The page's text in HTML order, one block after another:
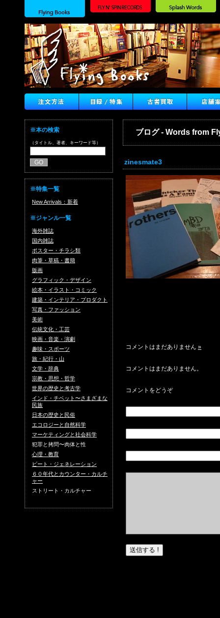
※本の検索
（タイトル、著者、キーワード等）
※特集一覧
New Arrivals：新着
※ジャンル一覧
海外雑誌
国内雑誌
ポスター・チラシ類
肉筆・草稿・書簡
版画
グラフィック・デザイン
絵本・イラスト・コミック
建築・インテリア・プロダクト
写真・ファッション
美術
伝統文化・工芸
映画・音楽・演劇
趣味・スポーツ
旅・紀行・山
文学・辞典
宗教・思想・哲学
世界の歴史と考古学
インド・チベット〜さまざまな
民族
日本の歴史と民俗
エコロジーと自然科学
マーケティングと社会科学
犯罪と拷問〜肉体と性
心理・教育
ビート・ジェネレーション
６０年代とカウンター・カルチ
ャー
ストリート・カルチャー
ブログ - Words from
zinesmate3
コメントはまだありません »
コメントはまだありません。
コメントをどうぞ